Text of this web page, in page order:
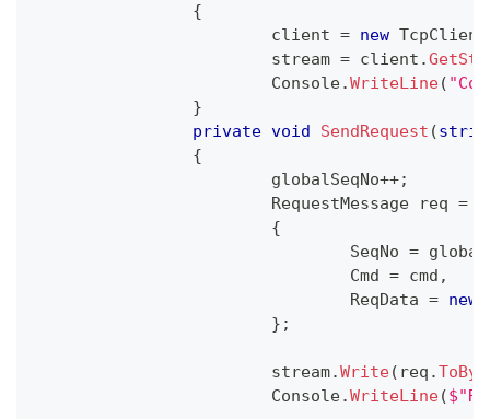
{
			client
= new TcpClient
			stream
= client .
			Console
.WriteLine(
}
private void SendRequest (
{
			globalSeqNo
++;
RequestMessage req =
{
				SeqNo
=
				Cmd
= cmd ,
				ReqData
= new
} ;
			stream
.Write( req .
			Console
.WriteLine(